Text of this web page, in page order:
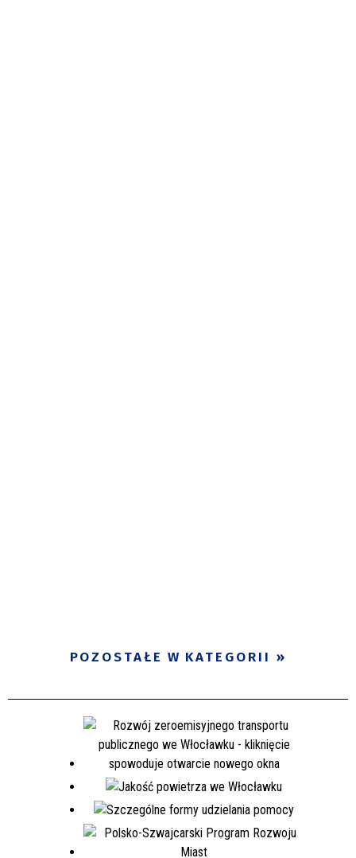
POZOSTAŁE W KATEGORII